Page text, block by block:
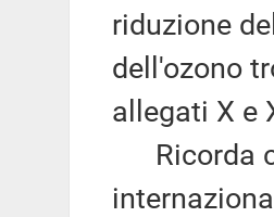
riduzione
dell'ozono
allegati X e
Ricorda